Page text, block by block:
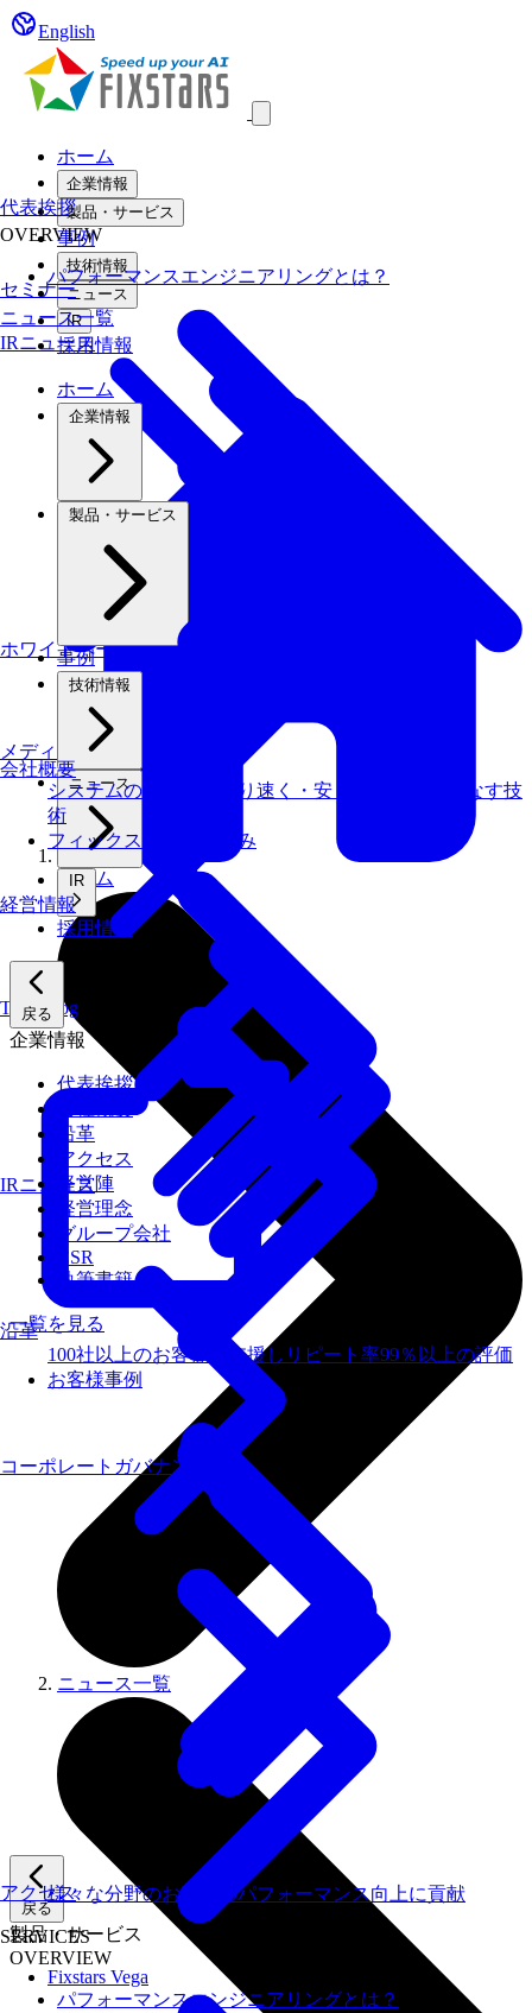
English
ホーム
企業情報
製品・サービス
事例
技術情報
セミナー
ホワイトペーパー
Tech Blog
ニュース
ニュース一覧
メディアライブラリ
IRニュース
IR
採用情報
ホーム
企業情報
製品・サービス
事例
技術情報
ニュース
IR
採用情報
戻る
企業情報
代表挨拶
沿革
アクセス
経営陣
経営理念
グループ会社
CSR
執筆書籍
一覧を見る
戻る
製品・サービス
OVERVIEW
パフォーマンスエンジニアリングとは？
代表挨拶
会社概要
沿革
アクセス
OVERVIEW
パフォーマンスエンジニアリングとは？
システムの仕事を、より速く・安く・省エネでこなす技
術
フィックスターズの​強み
100社以上のお客様を支援しリピート率99％以上の評価
お客様事例
様々な分野のお客様のパフォーマンス向上に貢献
SERVICES
Fixstars Vega
IRニュース
経営情報
コーポレートガバナンス
ホーム
ニュース一覧